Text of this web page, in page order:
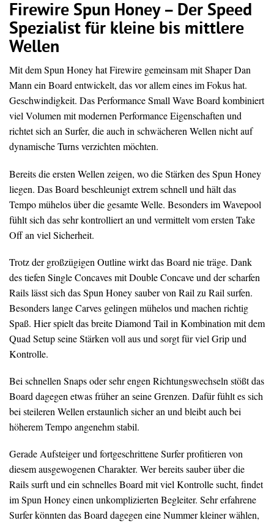
Firewire Spun Honey – Der Speed
Spezialist für kleine bis mittlere
Wellen
Mit dem Spun Honey hat Firewire gemeinsam mit Shaper Dan
Mann ein Board entwickelt, das vor allem eines im Fokus hat.
Geschwindigkeit. Das Performance Small Wave Board kombiniert
viel Volumen mit modernen Performance Eigenschaften und
richtet sich an Surfer, die auch in schwächeren Wellen nicht auf
dynamische Turns verzichten möchten.
Bereits die ersten Wellen zeigen, wo die Stärken des Spun Honey
liegen. Das Board beschleunigt extrem schnell und hält das
Tempo mühelos über die gesamte Welle. Besonders im Wavepool
fühlt sich das sehr kontrolliert an und vermittelt vom ersten Take
Off an viel Sicherheit.
Trotz der großzügigen Outline wirkt das Board nie träge. Dank
des tiefen Single Concaves mit Double Concave und der scharfen
Rails lässt sich das Spun Honey sauber von Rail zu Rail surfen.
Besonders lange Carves gelingen mühelos und machen richtig
Spaß. Hier spielt das breite Diamond Tail in Kombination mit dem
Quad Setup seine Stärken voll aus und sorgt für viel Grip und
Kontrolle.
Bei schnellen Snaps oder sehr engen Richtungswechseln stößt das
Board dagegen etwas früher an seine Grenzen. Dafür fühlt es sich
bei steileren Wellen erstaunlich sicher an und bleibt auch bei
höherem Tempo angenehm stabil.
Gerade Aufsteiger und fortgeschrittene Surfer profitieren von
diesem ausgewogenen Charakter. Wer bereits sauber über die
Rails surft und ein schnelles Board mit viel Kontrolle sucht, findet
im Spun Honey einen unkomplizierten Begleiter. Sehr erfahrene
Surfer könnten das Board dagegen eine Nummer kleiner wählen,